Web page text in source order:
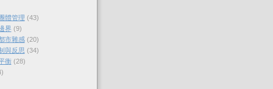
體管理 (43)
界 (9)
市雜感 (20)
與反思 (34)
衡 (28)